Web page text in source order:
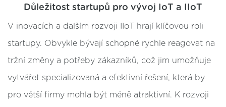
Důležitost startupů pro vývoj IoT a IIoT
V inovacích a dalším rozvoji IIoT hrají klíčovou roli
startupy. Obvykle bývají schopné rychle reagovat na
tržní změny a potřeby zákazníků, což jim umožňuje
vytvářet specializovaná a efektivní řešení, která by
pro větší firmy mohla být méně atraktivní. K rozvoji